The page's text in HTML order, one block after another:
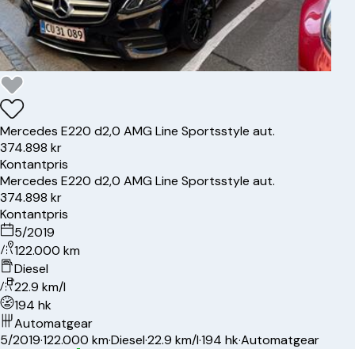
Mercedes E220 d2,0 AMG Line Sportsstyle aut.
374.898 kr
Kontantpris
Mercedes E220 d2,0 AMG Line Sportsstyle aut.
374.898 kr
Kontantpris
5/2019
122.000 km
Diesel
22.9 km/l
194 hk
Automatgear
5/2019·122.000 km·Diesel·22.9 km/l·194 hk·Automatgear